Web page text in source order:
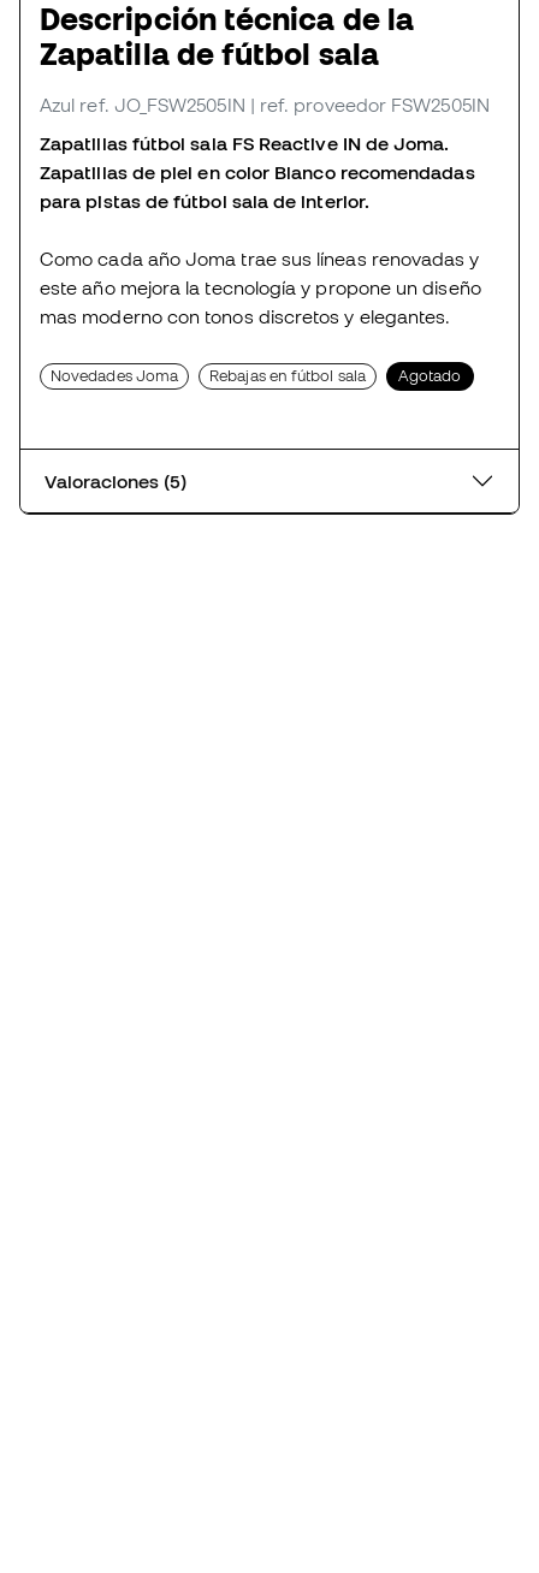
Descripción técnica de la
Zapatilla de fútbol sala
Azul ref. JO_FSW2505IN | ref. proveedor FSW2505IN
Zapatillas fútbol sala FS Reactive IN de Joma.
Zapatillas de piel en color Blanco recomendadas
para pistas de fútbol sala de interior.
Como cada año Joma trae sus líneas renovadas y
este año mejora la tecnología y propone un diseño
mas moderno con tonos discretos y elegantes.
Novedades Joma Rebajas en fútbol sala Agotado
Valoraciones (5)